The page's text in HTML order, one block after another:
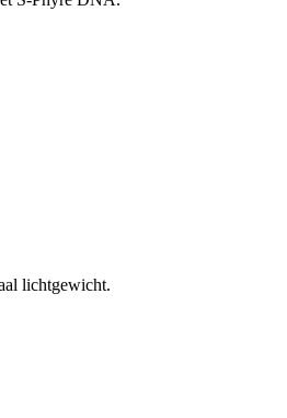
lichtgewicht.